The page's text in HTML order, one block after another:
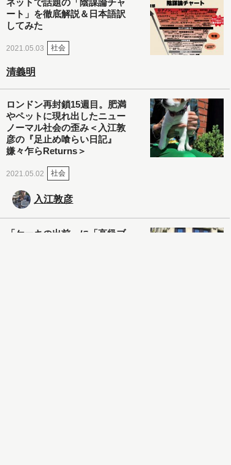
ネットで話題の「陰謀論チャ
ート」を徹底解説＆日本語訳
してみた
2021.05.03 社会
清義明
ロンドン再封鎖15週目。肥満
やペットに現れ出したニュー
ノーマル社会の歪み＜入江敦
彦の『足止め喰らい日記』
嫌々乍らReturns＞
2021.05.02 社会
入江敦彦
「ケーキの出前」に「高級ブ